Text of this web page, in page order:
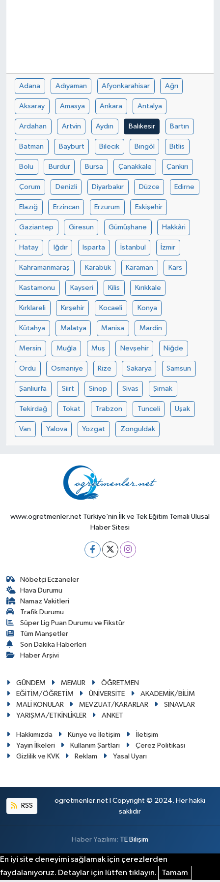
Adana Adıyaman Afyonkarahisar Ağrı
Aksaray Amasya Ankara Antalya
Ardahan Artvin Aydın Balıkesir Bartın
Batman Bayburt Bilecik Bingöl Bitlis
Bolu Burdur Bursa Çanakkale Çankırı
Çorum Denizli Diyarbakır Düzce Edirne
Elazığ Erzincan Erzurum Eskişehir
Gaziantep Giresun Gümüşhane Hakkâri
Hatay Iğdır Isparta İstanbul İzmir
Kahramanmaraş Karabük Karaman Kars
Kastamonu Kayseri Kilis Kırıkkale
Kırklareli Kırşehir Kocaeli Konya
Kütahya Malatya Manisa Mardin
Mersin Muğla Muş Nevşehir Niğde
Ordu Osmaniye Rize Sakarya Samsun
Şanlıurfa Siirt Sinop Sivas Şırnak
Tekirdağ Tokat Trabzon Tunceli Uşak
Van Yalova Yozgat Zonguldak
www.ogretmenler.net Türkiye’nin İlk ve Tek Eğitim Temalı Ulusal
Haber Sitesi
Nöbetçi Eczaneler
Hava Durumu
Namaz Vakitleri
Trafik Durumu
Süper Lig Puan Durumu ve Fikstür
Tüm Manşetler
Son Dakika Haberleri
Haber Arşivi
GÜNDEM MEMUR
ÖĞRETMEN
EĞİTİM/ÖĞRETİM
ÜNİVERSİTE
AKADEMİK/BİLİM
MALİ KONULAR
MEVZUAT/KARARLAR
SINAVLAR
YARIŞMA/ETKİNLİKLER
ANKET
Hakkımızda Künye ve İletişim
İletişim
Yayın İlkeleri
Kullanım Şartları
Çerez Politikası
Gizlilik ve KVK
Reklam Yasal Uyarı
RSS
ogretmenler.net I Copyright © 2024. Her hakkı
saklıdır
Haber Yazılımı: TE Bilişim
En iyi site deneyimi sağlamak için çerezlerden
faydalanıyoruz. Detaylar için lütfen tıklayın.
Tamam